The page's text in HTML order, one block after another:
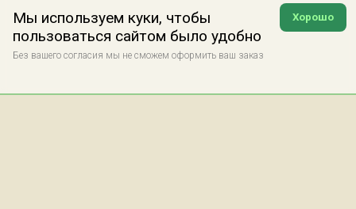
Хорошо
Мы используем куки, чтобы
пользоваться сайтом было удобно
Без вашего согласия мы не сможем оформить ваш заказ